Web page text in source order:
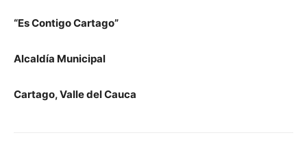
“Es Contigo Cartago”
Alcaldía Municipal
Cartago, Valle del Cauca